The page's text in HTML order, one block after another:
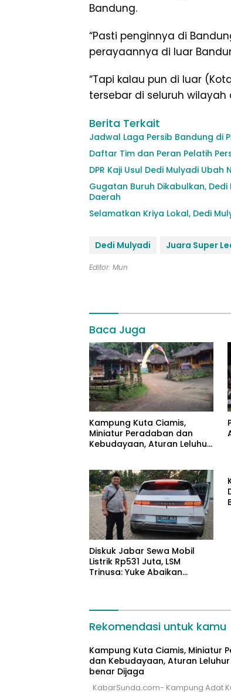
Bandung.
“Pasti penginnya di
perayaannya di luar
“Tapi kalau pun di luar
tersebar di seluruh wilayah
Berita Terkait
Jadwal Laga Persib Bandung di
Daftar Tim dan Peran Pelatih
DPR Kaji Usul Dedi Mulyadi
Gugatan Buruh Dikabulkan, Dedi
Daerah
Selamatkan Kriya Lokal, Dedi
Dedi Mulyadi Juara Super
Editor: Mun
Baca Juga
Kampung Kuta Ciamis,
Miniatur Peradaban dan
Kebudayaan, Aturan Leluhur
Diskuk Jabar Sewa Mobil
Listrik Rp531 Juta, LSM
Trinusa: Yuke Abaikan
Rekomendasi untuk kamu
Kampung Kuta Ciamis, Miniatur
dan Kebudayaan, Aturan
benar Dijaga
KabarSunda.com- Kampung Adat